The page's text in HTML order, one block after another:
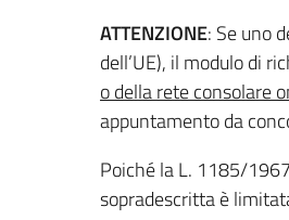
ATTENZIONE: Se uno
dell’UE), il modulo di
o della rete consolare
appuntamento da
Poiché la L. 1185/
sopradescritta è